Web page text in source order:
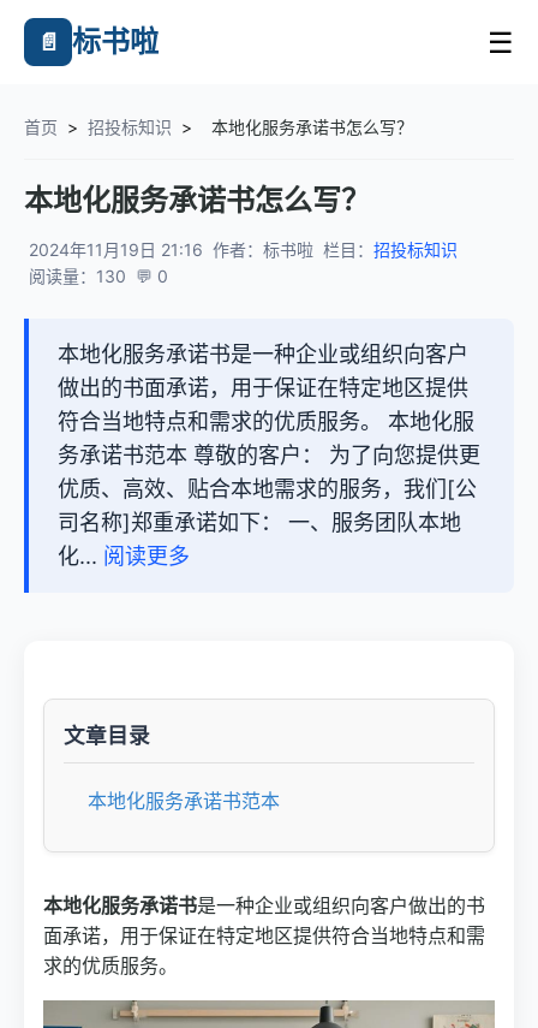
📄 标书啦 ☰
首页 > 招投标知识 > 本地化服务承诺书怎么写？
本地化服务承诺书怎么写？
2024年11月19日 21:16 作者：标书啦 栏目： 招投标知识
阅读量：130 💬 0
本地化服务承诺书是一种企业或组织向客户
做出的书面承诺，用于保证在特定地区提供
符合当地特点和需求的优质服务。 本地化服
务承诺书范本 尊敬的客户： 为了向您提供更
优质、高效、贴合本地需求的服务，我们[公
司名称]郑重承诺如下： 一、服务团队本地
化... 阅读更多
文章目录
本地化服务承诺书范本
本地化服务承诺书是一种企业或组织向客户做出的书
面承诺，用于保证在特定地区提供符合当地特点和需
求的优质服务。